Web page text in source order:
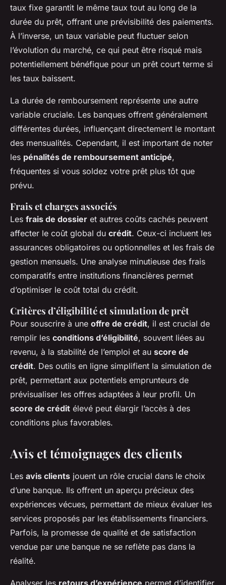
taux fixe garantit le même taux tout au long de la
durée du prêt, offrant une prévisibilité des paiements.
À l’inverse, un taux variable peut fluctuer selon
l’évolution du marché, ce qui peut être risqué mais
potentiellement bénéfique pour un prêt court terme si
les taux baissent.
La durée de remboursement représente une autre
variable cruciale. Les banques offrent généralement
différentes durées, influençant directement le montant
des mensualités. Cependant, il est important de noter
les pénalités de remboursement anticipé,
fréquentes si vous soldez votre prêt plus tôt que
prévu.
Frais et charges associés
Les frais de dossier et autres coûts cachés peuvent
affecter le coût global du crédit. Ceux-ci incluent les
assurances obligatoires ou optionnelles et les frais de
gestion mensuels. Une analyse minutieuse des frais
comparatifs entre institutions financières permet
d’optimiser le coût total du crédit.
Critères d’éligibilité et simulation de prêt
Pour souscrire à une offre de crédit, il est crucial de
remplir les conditions d’éligibilité, souvent liées au
revenu, à la stabilité de l’emploi et au score de
crédit. Des outils en ligne simplifient la simulation de
prêt, permettant aux potentiels emprunteurs de
prévisualiser les offres adaptées à leur profil. Un
score de crédit élevé peut élargir l’accès à des
conditions plus favorables.
Avis et témoignages des clients
Les avis clients jouent un rôle crucial dans le choix
d’une banque. Ils offrent un aperçu précieux des
expériences vécues, permettant de mieux évaluer les
services proposés par les établissements financiers.
Parfois, la promesse de qualité et de satisfaction
vendue par une banque ne se reflète pas dans la
réalité.